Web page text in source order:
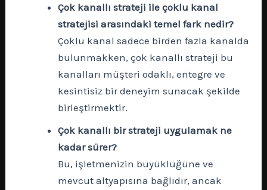
Çok kanallı strateji ile çoklu kanal
stratejisi arasındaki temel fark nedir?
Çoklu kanal sadece birden fazla kanalda
bulunmakken, çok kanallı strateji bu
kanalları müşteri odaklı, entegre ve
kesintisiz bir deneyim sunacak şekilde
birleştirmektir.
Çok kanallı bir strateji uygulamak ne
kadar sürer?
Bu, işletmenizin büyüklüğüne ve
mevcut altyapısına bağlıdır, ancak